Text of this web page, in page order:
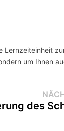
Lernzeiteinheit
um Ihnen
des